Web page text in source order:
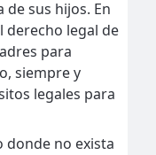
de sus hijos. En
derecho legal de
para
siempre y
legales para
donde no exista